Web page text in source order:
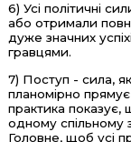
6) Усі політичні
або отримали
дуже значних
гравцями.
7) Поступ - сила,
планомірно прямує
практика показує,
одному спільному
Головне, щоб усі